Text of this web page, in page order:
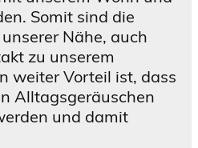
Somit sind die
Nähe, auch
zu unserem
weiter Vorteil ist, dass
Alltagsgeräuschen
und damit